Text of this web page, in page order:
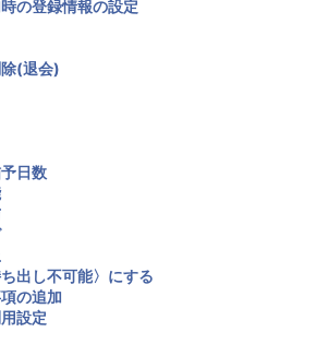
の登録情報の設定
(退会)
日数
出し不可能〉にする
の追加
設定